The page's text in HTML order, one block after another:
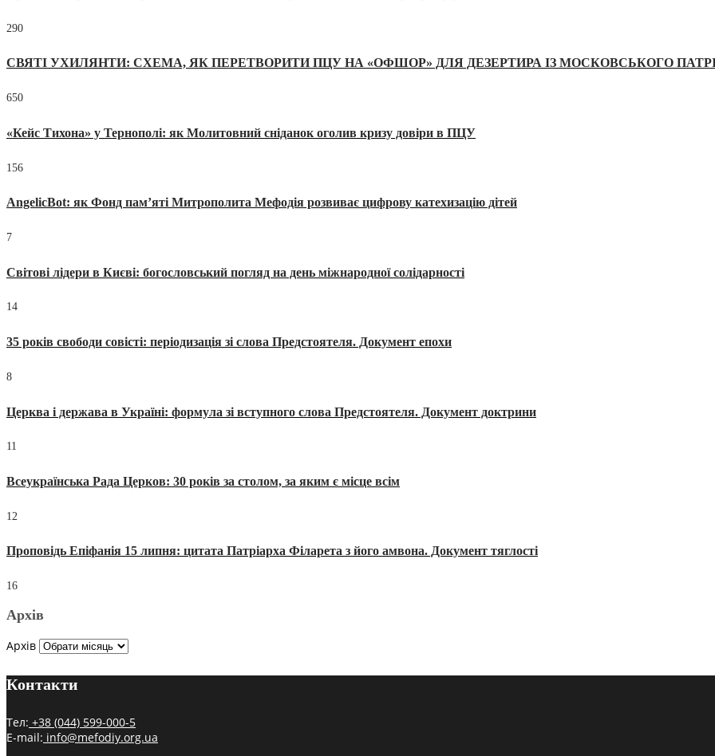
290
СВЯТІ УХИЛЯНТИ: СХЕМА, ЯК ПЕРЕТВОРИТИ ПЦУ НА «ОФШОР» ДЛЯ ДЕЗЕРТИРА ІЗ МОСКОВСЬКОГО
650
«Кейс Тихона» у Тернополі: як Молитовний сніданок оголив кризу довіри в ПЦУ
156
AngelicBot: як Фонд пам’яті Митрополита Мефодія розвиває цифрову катехизацію дітей
7
Світові лідери в Києві: богословський погляд на день міжнародної солідарності
14
35 років свободи совісті: періодизація зі слова Предстоятеля. Документ епохи
8
Церква і держава в Україні: формула зі вступного слова Предстоятеля. Документ доктрини
11
Всеукраїнська Рада Церков: 30 років за столом, за яким є місце всім
12
Проповідь Епіфанія 15 липня: цитата Патріарха Філарета з його амвона. Документ тяглості
16
Архів
Архів
Контакти
Тел: +38 (044) 599-000-5
E-mail: info@mefodiy.org.ua